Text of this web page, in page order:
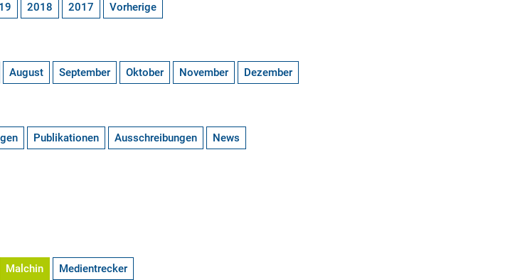
2018 2017 Vorherige
August September Oktober November Dezember
Publikationen Ausschreibungen News
Malchin Medientrecker